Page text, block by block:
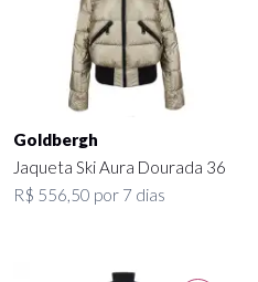
Goldbergh
Jaqueta Ski Aura Dourada 36
R$ 556,50 por 7 dias